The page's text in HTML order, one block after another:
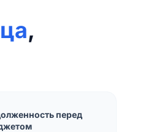
,
перед